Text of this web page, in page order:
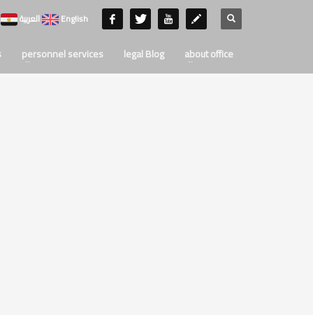
English
personnel services legal Blog about office